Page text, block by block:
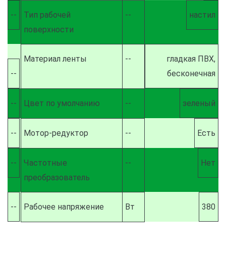
--
Тип рабочей
поверхности
-- настил
--
Материал ленты --
гладкая ПВХ,
бесконечная
-- Цвет по умолчанию -- зеленый
-- Мотор-редуктор -- Есть
--
Частотные
преобразователь
-- Нет
-- Рабочее напряжение Вт 380